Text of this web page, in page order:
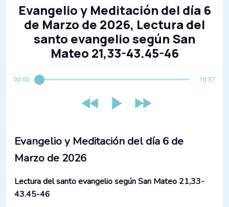
Evangelio y Meditación del día 6
de Marzo de 2026, Lectura del
santo evangelio según San
Mateo 21,33-43.45-46
00:00 10:57
Evangelio y Meditación del día 6 de
Marzo de 2026
Lectura del santo evangelio según San Mateo 21,33-
43.45-46